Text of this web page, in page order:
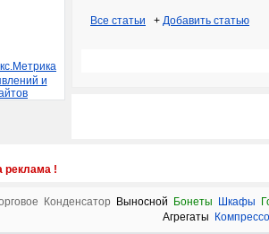
Все статьи + Добавить статью
реклама !
Конденсатор Выносной Бонеты Шкафы
Агрегаты